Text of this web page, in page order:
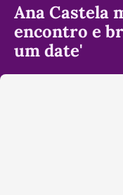
Ana Castela
encontro e
um date'